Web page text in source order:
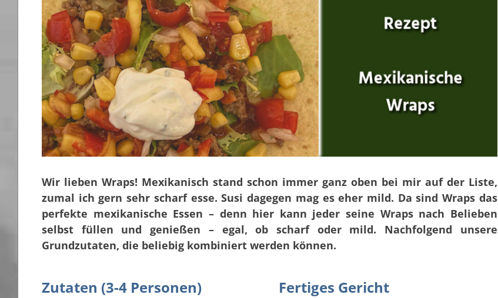
Wir lieben Wraps! Mexikanisch stand schon immer ganz oben bei mir auf der Liste,
zumal ich gern sehr scharf esse. Susi dagegen mag es eher mild. Da sind Wraps das
perfekte mexikanische Essen – denn hier kann jeder seine Wraps nach Belieben
selbst füllen und genießen – egal, ob scharf oder mild. Nachfolgend unsere
Grundzutaten, die beliebig kombiniert werden können.
Zutaten (3-4 Personen) Fertiges Gericht